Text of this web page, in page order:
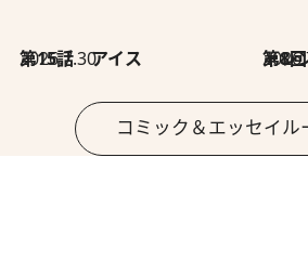
2026.7.30
第15話 アイス 第8回「同人
コミック＆エッセイル